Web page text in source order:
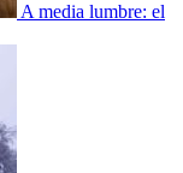
A media lumbre: el